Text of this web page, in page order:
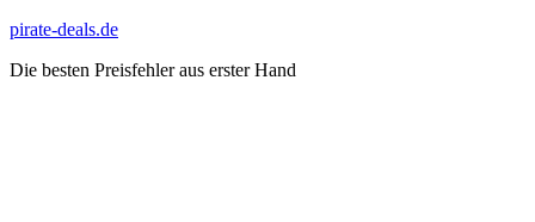
Zum
springen
pirate-deals.de
Die besten Preisfehler aus erster Hand